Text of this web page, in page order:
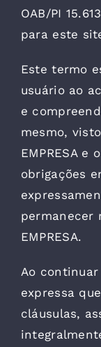
OAB/PI
para este
Este termo
usuário ao
e
mesmo,
EMPRESA e
obrigações
permanecer
EMPRESA.
Ao continuar
expressa
cláusulas,